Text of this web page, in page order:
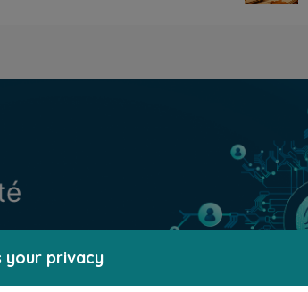
your privacy